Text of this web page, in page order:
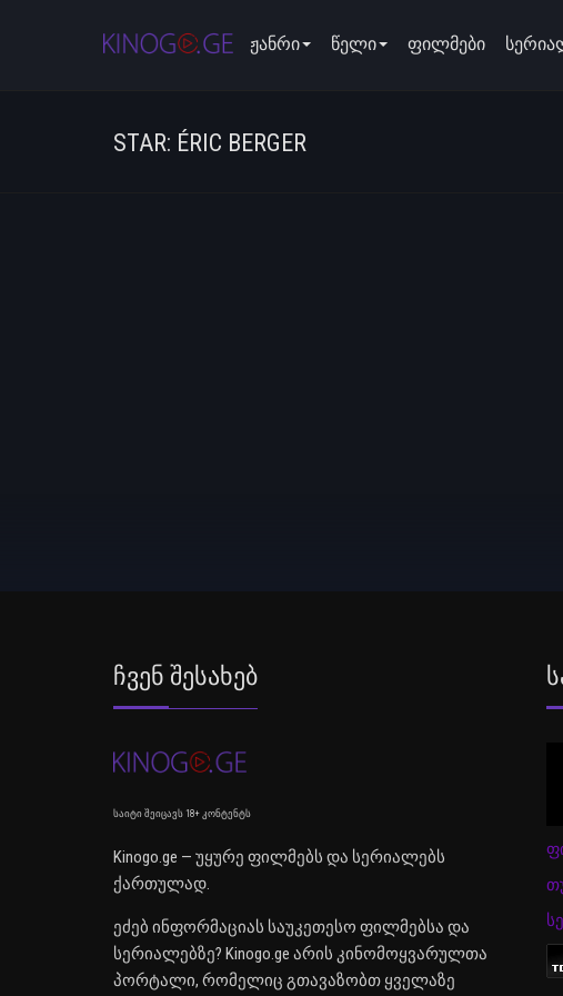
ჟანრი წელი ფილმები
STAR: ÉRIC BERGER
Ჩვენ Შესახებ
საიტი შეიცავს 18+ კონტენტს
Kinogo.ge — უყურე ფილმებს და სერიალებს
ქართულად.
ეძებ ინფორმაციას საუკეთესო ფილმებსა და
სერიალებზე? Kinogo.ge არის კინომოყვარულთა
პორტალი, რომელიც გთავაზობთ ყველაზე